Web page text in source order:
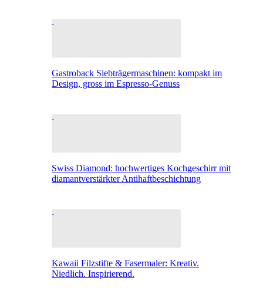
Gastroback Siebträgermaschinen: kompakt im
Design, gross im Espresso-Genuss
Swiss Diamond: hochwertiges Kochgeschirr mit
diamantverstärkter Antihaftbeschichtung
Kawaii Filzstifte & Fasermaler: Kreativ.
Niedlich. Inspirierend.